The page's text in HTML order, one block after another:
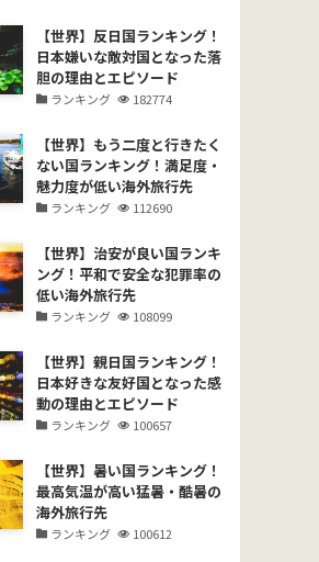
【世界】反日国ランキング！
日本嫌いな敵対国となった落
胆の理由とエピソード
ランキング 182774
【世界】もう二度と行きたく
ない国ランキング！満足度・
魅力度が低い海外旅行先
ランキング 112690
【世界】治安が良い国ランキ
ング！平和で安全な犯罪率の
低い海外旅行先
ランキング 108099
【世界】親日国ランキング！
日本好きな友好国となった感
動の理由とエピソード
ランキング 100657
【世界】暑い国ランキング！
最高気温が高い猛暑・酷暑の
海外旅行先
ランキング 100612